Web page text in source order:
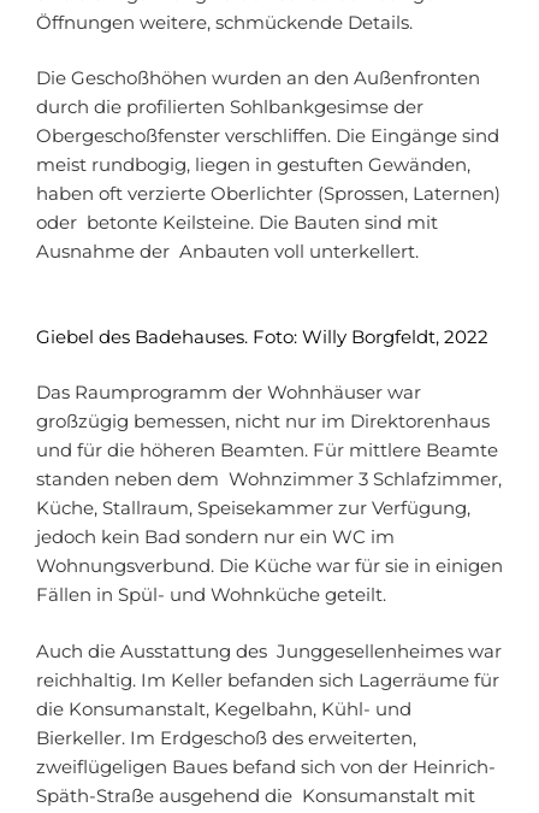
Öffnungen weitere, schmückende Details.
Die Geschoßhöhen wurden an den Außenfronten
durch die profilierten Sohlbankgesimse der
Obergeschoßfenster verschliffen. Die Eingänge sind
meist rundbogig, liegen in gestuften Gewänden,
haben oft verzierte Oberlichter (Sprossen, Laternen)
oder betonte Keilsteine. Die Bauten sind mit
Ausnahme der Anbauten voll unterkellert.
Giebel des Badehauses. Foto: Willy Borgfeldt, 2022
Das Raumprogramm der Wohnhäuser war
großzügig bemessen, nicht nur im Direktorenhaus
und für die höheren Beamten. Für mittlere Beamte
standen neben dem Wohnzimmer 3 Schlafzimmer,
Küche, Stallraum, Speisekammer zur Verfügung,
jedoch kein Bad sondern nur ein WC im
Wohnungsverbund. Die Küche war für sie in einigen
Fällen in Spül- und Wohnküche geteilt.
Auch die Ausstattung des Junggesellenheimes war
reichhaltig. Im Keller befanden sich Lagerräume für
die Konsumanstalt, Kegelbahn, Kühl- und
Bierkeller. Im Erdgeschoß des erweiterten,
zweiflügeligen Baues befand sich von der Heinrich-
Späth-Straße ausgehend die Konsumanstalt mit